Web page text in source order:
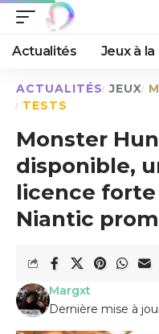
Actualités Jeux à la
ACTUALITÉS JEUX
TESTS
Monster
disponible,
licence
Niantic
Dernière mise à
Margxt